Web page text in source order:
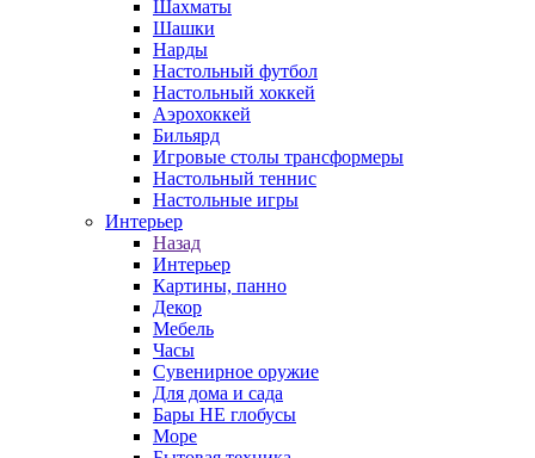
Шахматы
Шашки
Нарды
Настольный футбол
Настольный хоккей
Аэрохоккей
Бильярд
Игровые столы трансформеры
Настольный теннис
Настольные игры
Интерьер
Назад
Интерьер
Картины, панно
Декор
Мебель
Часы
Сувенирное оружие
Для дома и сада
Бары НЕ глобусы
Море